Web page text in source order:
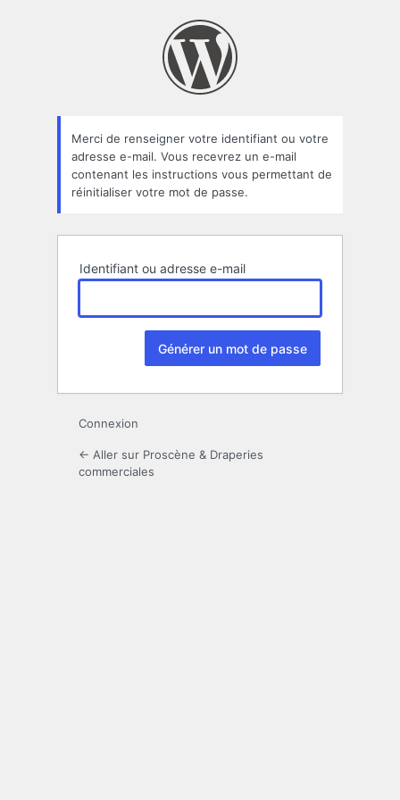
oublié
Merci de renseigner votre identifiant ou votre
adresse e-mail. Vous recevrez un e-mail
contenant les instructions vous permettant de
réinitialiser votre mot de passe.
Identifiant ou adresse e-mail
Connexion
← Aller sur Proscène & Draperies
commerciales